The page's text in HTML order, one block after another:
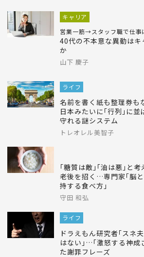
キャリア
営業一筋→スタッフ職で仕事
40代の不本意な異動はキ
か
山下 慶子
ライフ
名前を書く紙も整理券
日本みたいに｢行列｣に並
守れる謎システム
トレオレル美智子
｢糖質は敵｣｢油は悪｣と
老後を招く…専門家｢脳
持する食べ方｣
守田 和弘
ライフ
ドラえもん研究者｢スネ
はない｣…｢激怒する神成
た謝罪フレーズ